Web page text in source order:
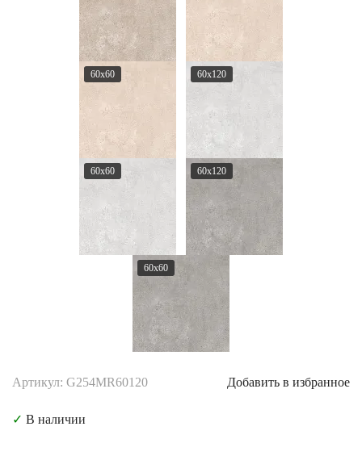
60x60 60x120
60x60 60x120
60x60
Артикул: G254MR60120 Добавить в избранное
✓ В наличии